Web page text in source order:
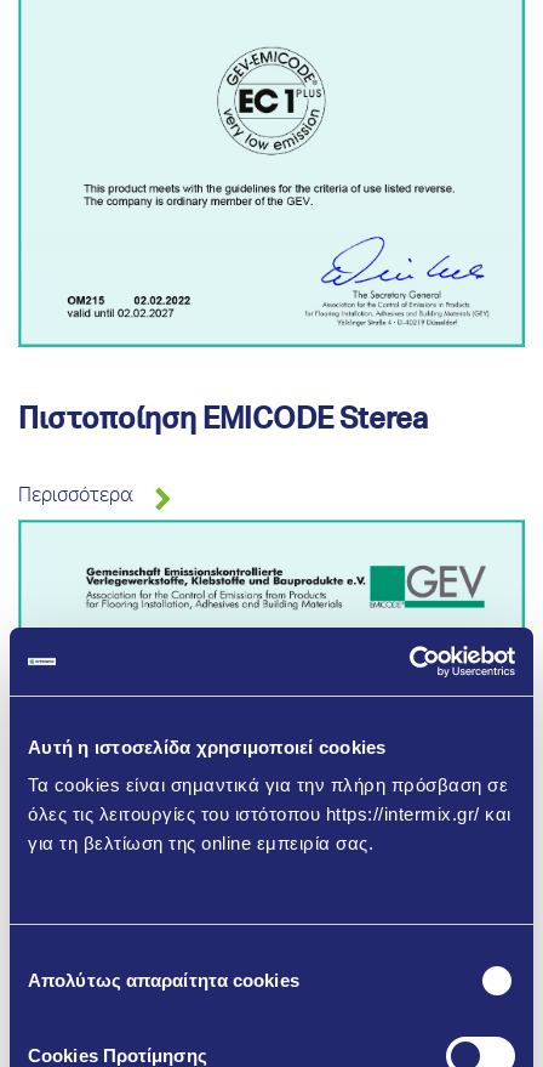
Αυτή η ιστοσελίδα χρησιμοποιεί cookies
Τα cookies είναι σημαντικά για την πλήρη πρόσβαση σε
όλες τις λειτουργίες του ιστότοπου https://intermix.gr/ και
για τη βελτίωση της online εμπειρία σας.
συγκατάθεσης
Απολύτως απαραίτητα cookies
Cookies Προτίμησης
Πιστοποίηση EMICODE Sterea
Περισσότερα